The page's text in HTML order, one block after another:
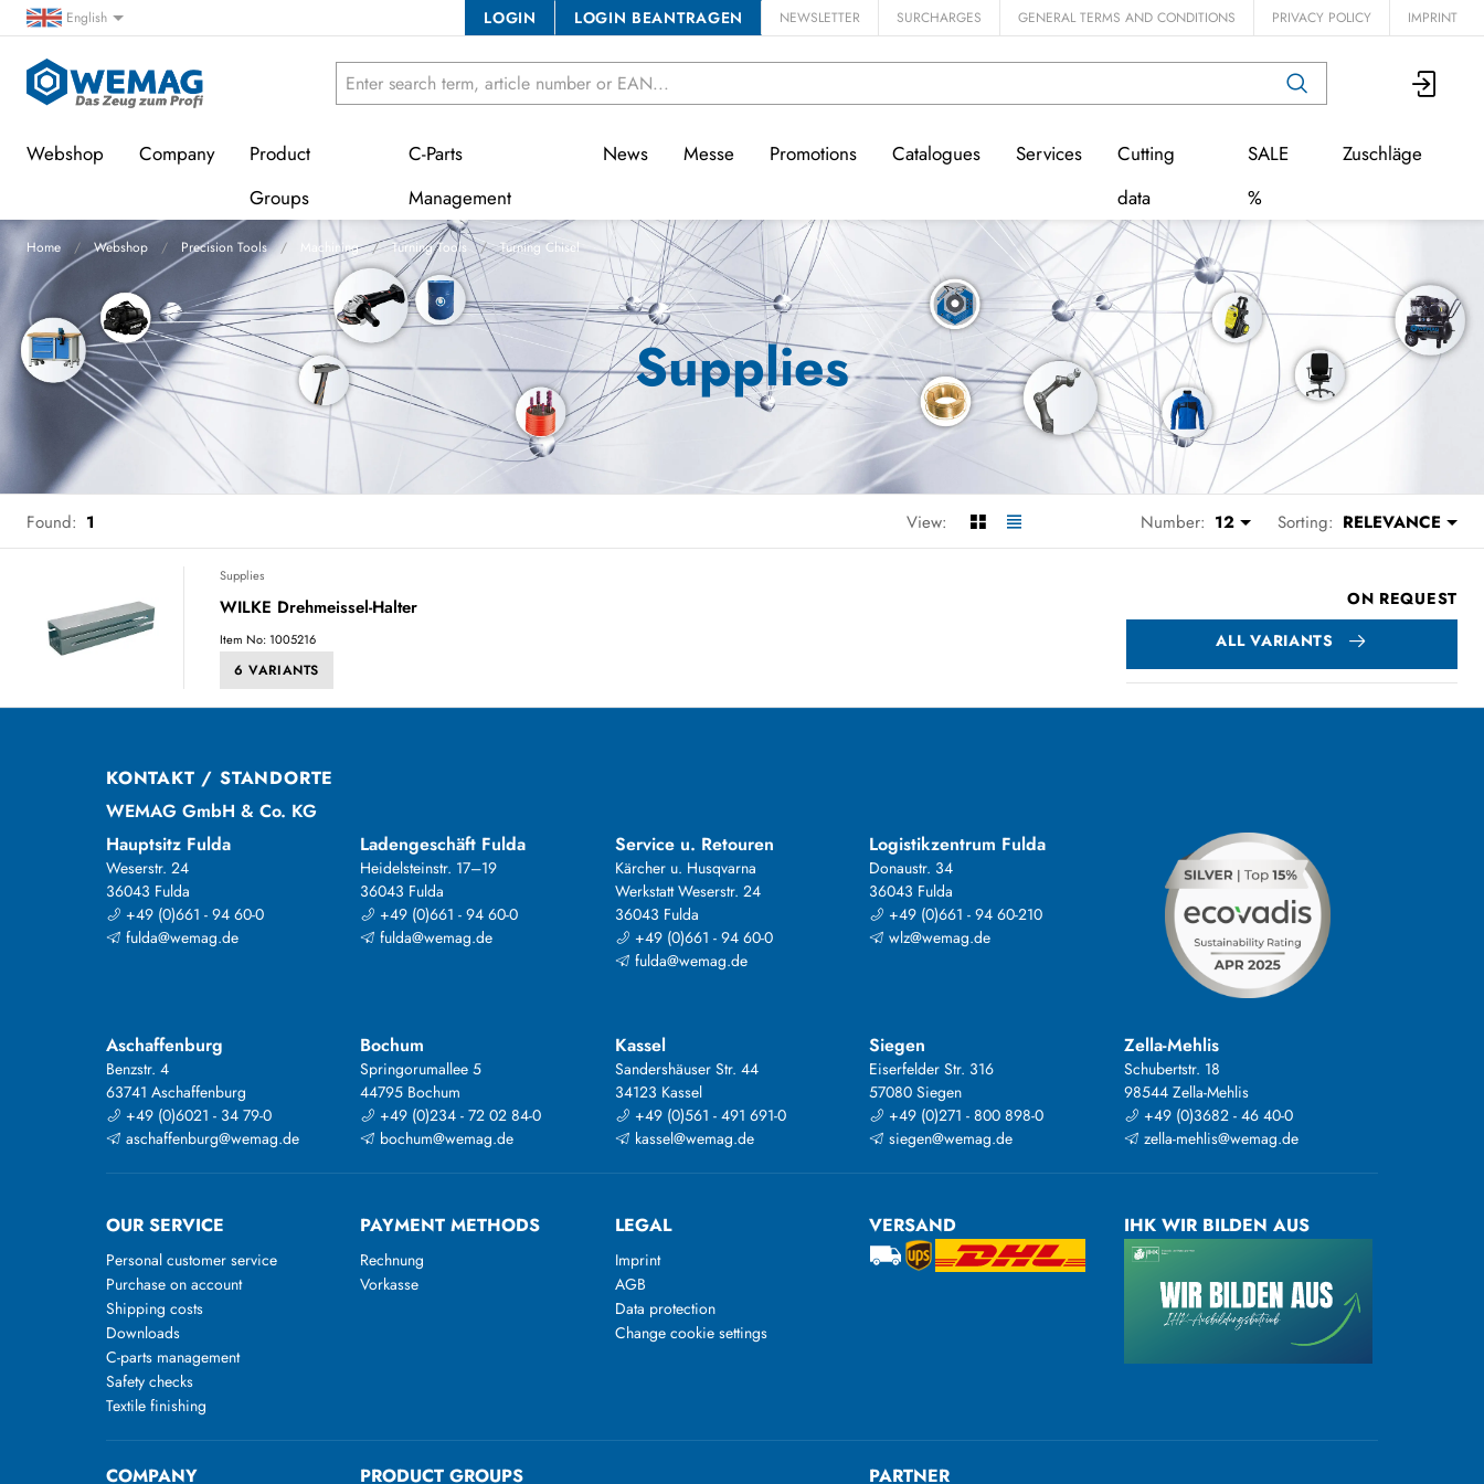
English LOGIN LOGIN BEANTRAGEN NEWSLETTER SURCHARGES GENERAL TERMS AND CONDITIONS PRIVACY POLICY IMPRINT
Webshop Company
Product
Groups
C-Parts
Management
News Messe Promotions Catalogues Services
Cutting
data
SALE
%
Zuschläge
Home Webshop Precision Tools Machining Turning Tools Turning Chisel
Supplies
Found: 1 View: Number: 12 Sorting: RELEVANCE
Supplies
WILKE Drehmeissel-Halter
Item No: 1005216
6 VARIANTS
ON REQUEST
ALL VARIANTS
KONTAKT / STANDORTE
WEMAG GmbH & Co. KG
Hauptsitz Fulda
Weserstr. 24
36043 Fulda
+49 (0)661 - 94 60-0
fulda@wemag.de
Ladengeschäft Fulda
Heidelsteinstr. 17–19
36043 Fulda
+49 (0)661 - 94 60-0
fulda@wemag.de
Service u. Retouren
Kärcher u. Husqvarna
Werkstatt Weserstr. 24
36043 Fulda
+49 (0)661 - 94 60-0
fulda@wemag.de
Logistikzentrum Fulda
Donaustr. 34
36043 Fulda
+49 (0)661 - 94 60-210
wlz@wemag.de
Aschaffenburg
Benzstr. 4
63741 Aschaffenburg
+49 (0)6021 - 34 79-0
aschaffenburg@wemag.de
Bochum
Springorumallee 5
44795 Bochum
+49 (0)234 - 72 02 84-0
bochum@wemag.de
Kassel
Sandershäuser Str. 44
34123 Kassel
+49 (0)561 - 491 691-0
kassel@wemag.de
Siegen
Eiserfelder Str. 316
57080 Siegen
+49 (0)271 - 800 898-0
siegen@wemag.de
Zella-Mehlis
Schubertstr. 18
98544 Zella-Mehlis
+49 (0)3682 - 46 40-0
zella-mehlis@wemag.de
OUR SERVICE
Personal customer service
Purchase on account
Shipping costs
Downloads
C-parts management
Safety checks
Textile finishing
PAYMENT METHODS
Rechnung
Vorkasse
LEGAL
Imprint
AGB
Data protection
Change cookie settings
VERSAND IHK WIR BILDEN AUS
COMPANY PRODUCT GROUPS PARTNER